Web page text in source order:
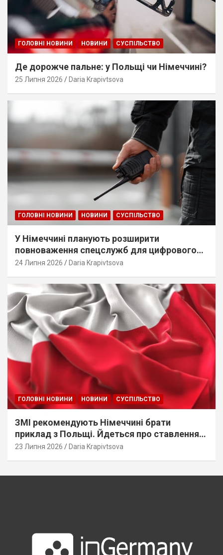
ГОЛОВНІ НОВИНИ НОВИНИ СУСПІЛЬСТВО
Де дорожче пальне: у Польщі чи Німеччині?
25 Липня 2026 Daria Krapivtsova
ГОЛОВНІ НОВИНИ НОВИНИ СУСПІЛЬСТВО
У Німеччині планують розширити
повноваження спецслужб для цифрового
стеження
24 Липня 2026 Daria Krapivtsova
ГОЛОВНІ НОВИНИ НОВИНИ СУСПІЛЬСТВО
ЗМІ рекомендують Німеччині брати
приклад з Польщі. Йдеться про ставлення
до українців
23 Липня 2026 Daria Krapivtsova